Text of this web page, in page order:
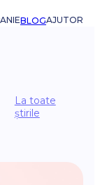
BLOGAJUTOR
La toate
știrile